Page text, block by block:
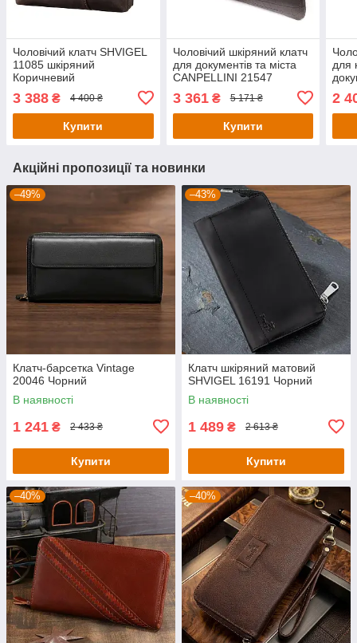
Чоловічий клатч SHVIGEL
11085 шкіряний
Коричневий
3 388 ₴ 4 400 ₴
Купити
Чоловічий шкіряний клатч
для документів та міста
CANPELLINI 21547
3 361₴ 5 171 ₴
Купити
для
2
Акційні пропозиції та новинки
–49%
Клатч-барсетка Vintage
20046 Чорний
В наявності
1 241 ₴ 2 433 ₴
Купити
–43%
Клатч шкіряний матовий
SHVIGEL 16191 Чорний
В наявності
1 489 ₴ 2 613 ₴
Купити
–40% –40%